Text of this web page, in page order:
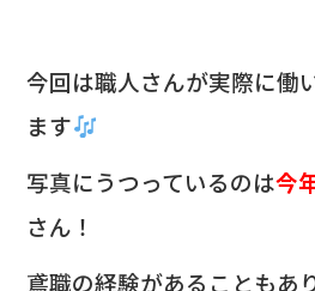
b
o
o
k
今回は職人さんが実際に働
ます
写真にうつっているのは今
さん！
鳶職の経験があることもあ